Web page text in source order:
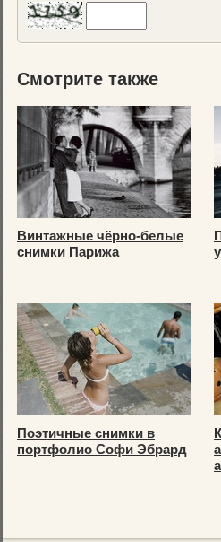
Смотрите также
Винтажные чёрно-белые
снимки Парижа
Поэтичные снимки в
портфолио Софи Эбрард